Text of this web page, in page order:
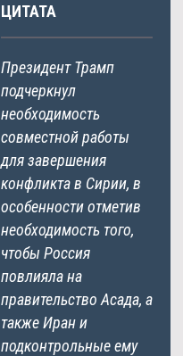
ЦИТАТА
Президент Трамп
подчеркнул
необходимость
совместной работы
для завершения
конфликта в Сирии, в
особенности отметив
необходимость того,
чтобы Россия
повлияла на
правительство Асада, а
также Иран и
подконтрольные ему